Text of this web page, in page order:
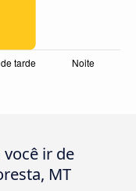
ir de
MT